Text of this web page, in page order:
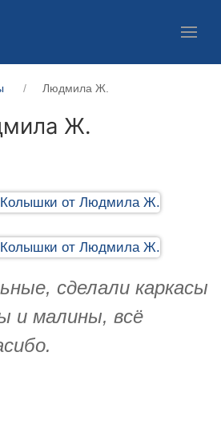
Людмила Ж.
Ж.
сделали каркасы
и малины, всё